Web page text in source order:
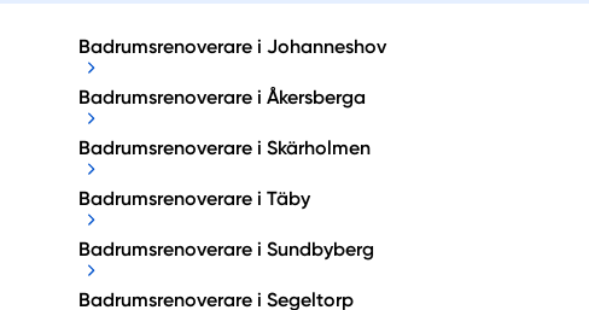
Badrumsrenoverare i Johanneshov
Badrumsrenoverare i Åkersberga
Badrumsrenoverare i Skärholmen
Badrumsrenoverare i Täby
Badrumsrenoverare i Sundbyberg
Badrumsrenoverare i Segeltorp